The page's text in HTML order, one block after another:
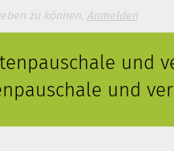
zu können. Anmelden
und
und